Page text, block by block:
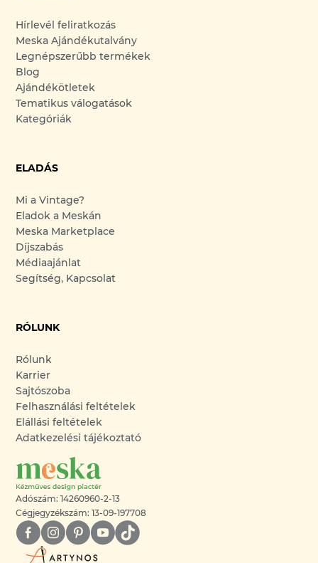
Hírlevél feliratkozás
Meska Ajándékutalvány
Legnépszerűbb termékek
Blog
Ajándékötletek
Tematikus válogatások
Kategóriák
ELADÁS
Mi a Vintage?
Eladok a Meskán
Meska Marketplace
Díjszabás
Médiaajánlat
Segítség, Kapcsolat
RÓLUNK
Rólunk
Karrier
Sajtószoba
Felhasználási feltételek
Elállási feltételek
Adatkezelési tájékoztató
Adószám: 14260960-2-13
Cégjegyzékszám: 13-09-197708